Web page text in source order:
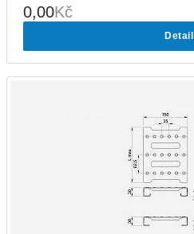
0,00Kč
Detail